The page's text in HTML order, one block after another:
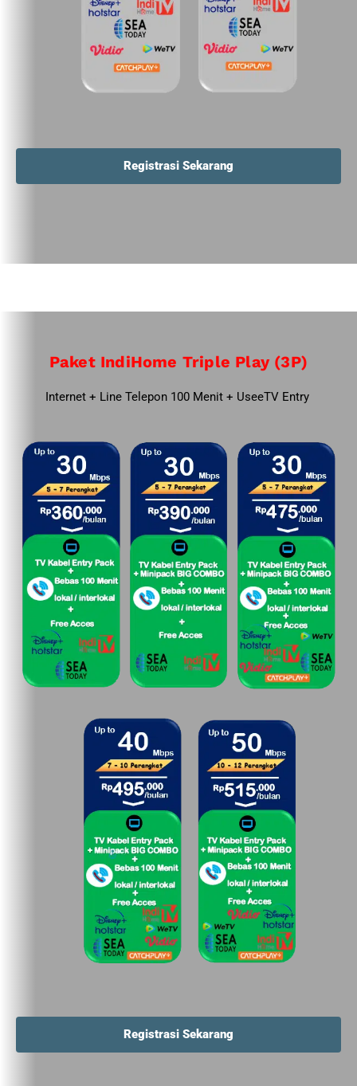
Registrasi Sekarang
Paket IndiHome Triple Play (3P)
Internet + Line Telepon 100 Menit + UseeTV Entry
Registrasi Sekarang